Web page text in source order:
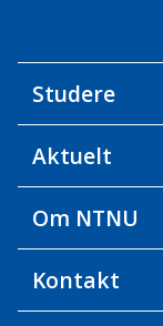
Studere
Aktuelt
Om NTNU
Kontakt